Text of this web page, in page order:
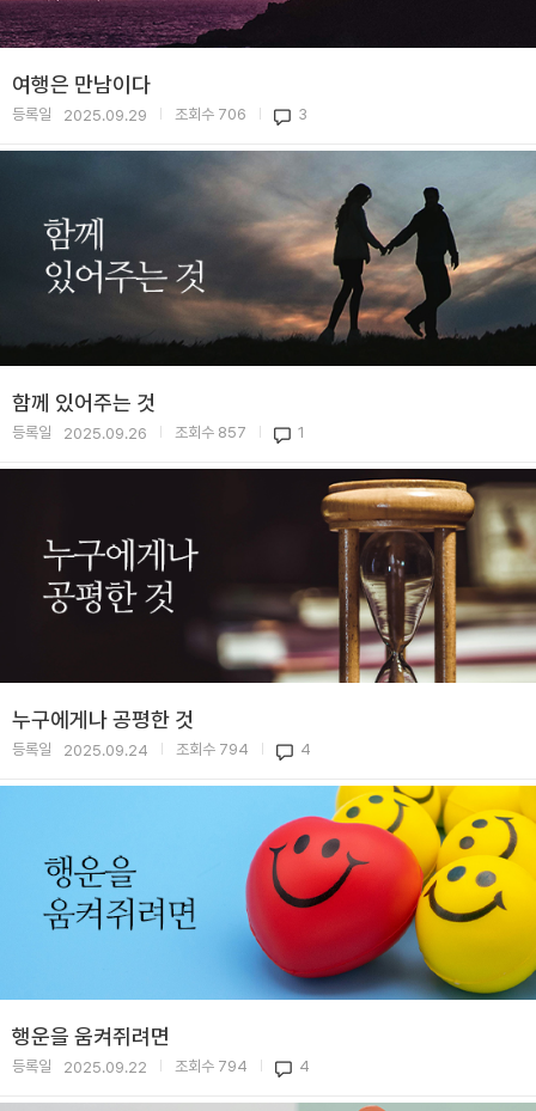
여행은 만남이다
등록일 2025.09.29 조회수 706 3
함께 있어주는 것
등록일 2025.09.26 조회수 857 1
누구에게나 공평한 것
등록일 2025.09.24 조회수 794 4
행운을 움켜쥐려면
등록일 2025.09.22 조회수 794 4